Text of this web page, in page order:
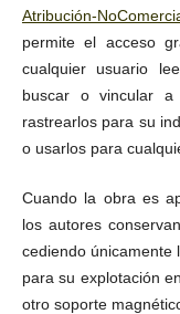
Atribución-
permite el acceso
cualquier usuario
buscar o vincular
rastrearlos para su
o usarlos para
Cuando la obra es
los autores
cediendo únicamente
para su explotación
otro soporte